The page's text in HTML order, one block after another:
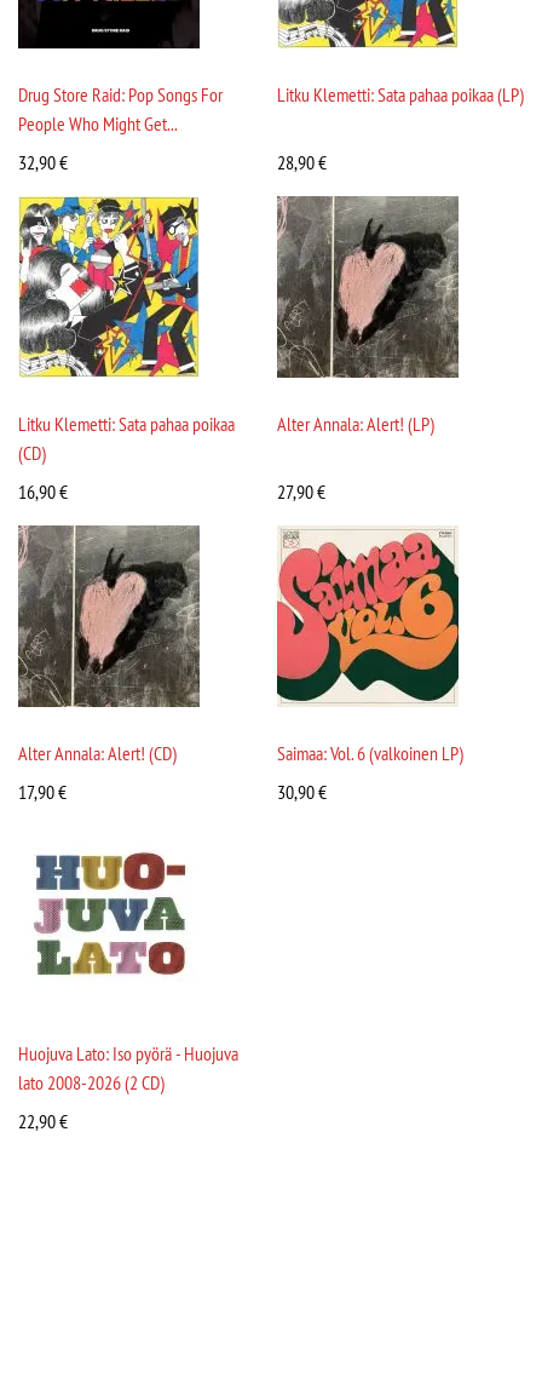
Drug Store Raid: Pop Songs For
People Who Might Get...
32,90€
Litku Klemetti: Sata pahaa poikaa (LP)
28,90€
Litku Klemetti: Sata pahaa poikaa
(CD)
16,90€
Alter Annala: Alert! (LP)
27,90€
Alter Annala: Alert! (CD)
17,90€
Saimaa: Vol. 6 (valkoinen LP)
30,90€
Huojuva Lato: Iso pyörä - Huojuva
lato 2008-2026 (2 CD)
22,90€